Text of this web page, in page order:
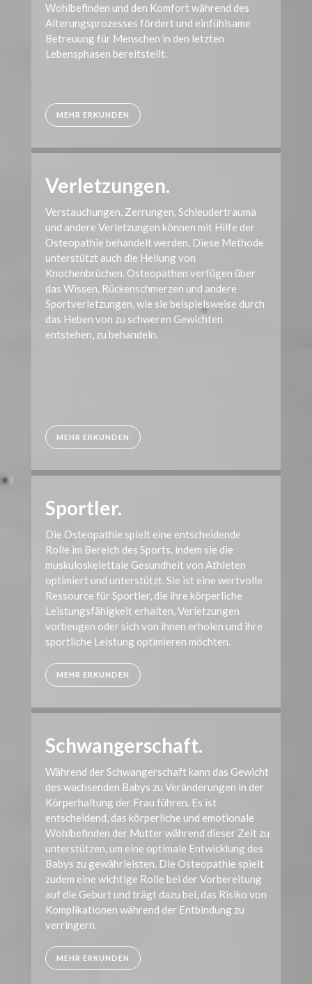
Wohlbefinden und den Komfort während des
Alterungsprozesses fördert und einfühlsame
Betreuung für Menschen in den letzten
Lebensphasen bereitstellt.
MEHR ERKUNDEN
Verletzungen.
Verstauchungen, Zerrungen, Schleudertrauma
und andere Verletzungen können mit Hilfe der
Osteopathie behandelt werden. Diese Methode
unterstützt auch die Heilung von
Knochenbrüchen. Osteopathen verfügen über
das Wissen, Rückenschmerzen und andere
Sportverletzungen, wie sie beispielsweise durch
das Heben von zu schweren Gewichten
entstehen, zu behandeln.
MEHR ERKUNDEN
Sportler.
Die Osteopathie spielt eine entscheidende
Rolle im Bereich des Sports, indem sie die
muskuloskelettale Gesundheit von Athleten
optimiert und unterstützt. Sie ist eine wertvolle
Ressource für Sportler, die ihre körperliche
Leistungsfähigkeit erhalten, Verletzungen
vorbeugen oder sich von ihnen erholen und ihre
sportliche Leistung optimieren möchten.
MEHR ERKUNDEN
Schwangerschaft.
Während der Schwangerschaft kann das Gewicht
des wachsenden Babys zu Veränderungen in der
Körperhaltung der Frau führen. Es ist
entscheidend, das körperliche und emotionale
Wohlbefinden der Mutter während dieser Zeit zu
unterstützen, um eine optimale Entwicklung des
Babys zu gewährleisten. Die Osteopathie spielt
zudem eine wichtige Rolle bei der Vorbereitung
auf die Geburt und trägt dazu bei, das Risiko von
Komplikationen während der Entbindung zu
verringern.
MEHR ERKUNDEN